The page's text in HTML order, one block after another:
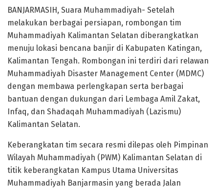
BANJARMASIH, Suara Muhammadiyah- Setelah
melakukan berbagai persiapan, rombongan tim
Muhammadiyah Kalimantan Selatan diberangkatkan
menuju lokasi bencana banjir di Kabupaten Katingan,
Kalimantan Tengah. Rombongan ini terdiri dari relawan
Muhammadiyah Disaster Management Center (MDMC)
dengan membawa perlengkapan serta berbagai
bantuan dengan dukungan dari Lembaga Amil Zakat,
Infaq, dan Shadaqah Muhammadiyah (Lazismu)
Kalimantan Selatan.
Keberangkatan tim secara resmi dilepas oleh Pimpinan
Wilayah Muhammadiyah (PWM) Kalimantan Selatan di
titik keberangkatan Kampus Utama Universitas
Muhammadiyah Banjarmasin yang berada Jalan